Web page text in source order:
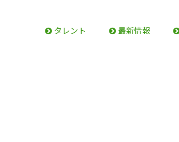
タレント 最新情報